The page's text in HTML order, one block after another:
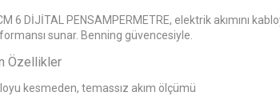
6 DİJİTAL PENSAMPERMETRE, elektrik akımını
sunar. Benning güvencesiyle.
Özellikler
kesmeden, temassız akım ölçümü